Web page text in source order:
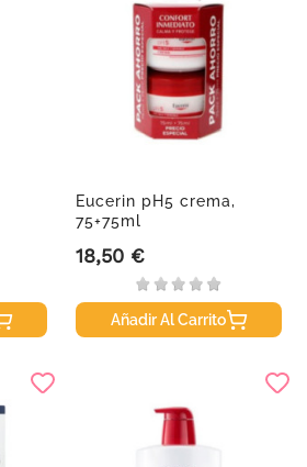
Eucerin pH5 crema,
75+75ml
Precio
18,50 €
Añadir Al Carrito